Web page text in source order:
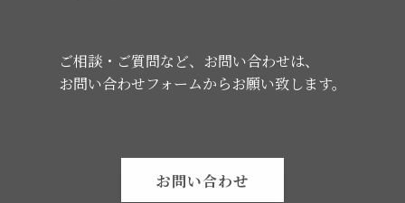
ご相談・ご質問など、お問い合わせは、
お問い合わせフォームからお願い致します。
お問い合わせ